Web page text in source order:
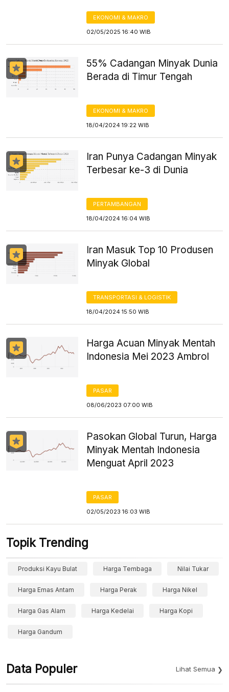
EKONOMI & MAKRO
02/05/2025 16:40 WIB
55% Cadangan Minyak Dunia
Berada di Timur Tengah
EKONOMI & MAKRO
18/04/2024 19:22 WIB
Iran Punya Cadangan Minyak
Terbesar ke-3 di Dunia
PERTAMBANGAN
18/04/2024 16:04 WIB
Iran Masuk Top 10 Produsen
Minyak Global
TRANSPORTASI & LOGISTIK
18/04/2024 15:50 WIB
Harga Acuan Minyak Mentah
Indonesia Mei 2023 Ambrol
PASAR
08/06/2023 07:00 WIB
Pasokan Global Turun, Harga
Minyak Mentah Indonesia
Menguat April 2023
PASAR
02/05/2023 16:03 WIB
Topik Trending
Produksi Kayu Bulat Harga Tembaga Nilai Tukar
Harga Emas Antam Harga Perak Harga Nikel
Harga Gas Alam Harga Kedelai Harga Kopi
Harga Gandum
Data Populer Lihat Semua